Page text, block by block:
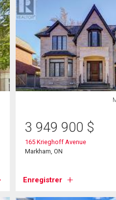
3 949 900 $
165 Krieghoff Avenue
Markham, ON
Enregistrer